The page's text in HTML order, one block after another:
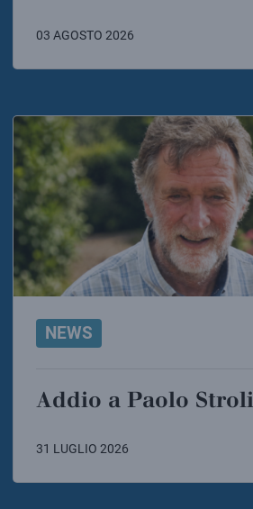
03 AGOSTO 2026
NEWS
Addio a Paolo
31 LUGLIO 2026